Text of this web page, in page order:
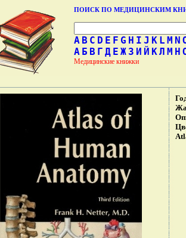
ПОИСК ПО МЕДИЦИНСКИМ
A B C D E F G H I J K L M N
А Б В Г Д Е Ж З И Й КЛ М Н
Медицинские книжки